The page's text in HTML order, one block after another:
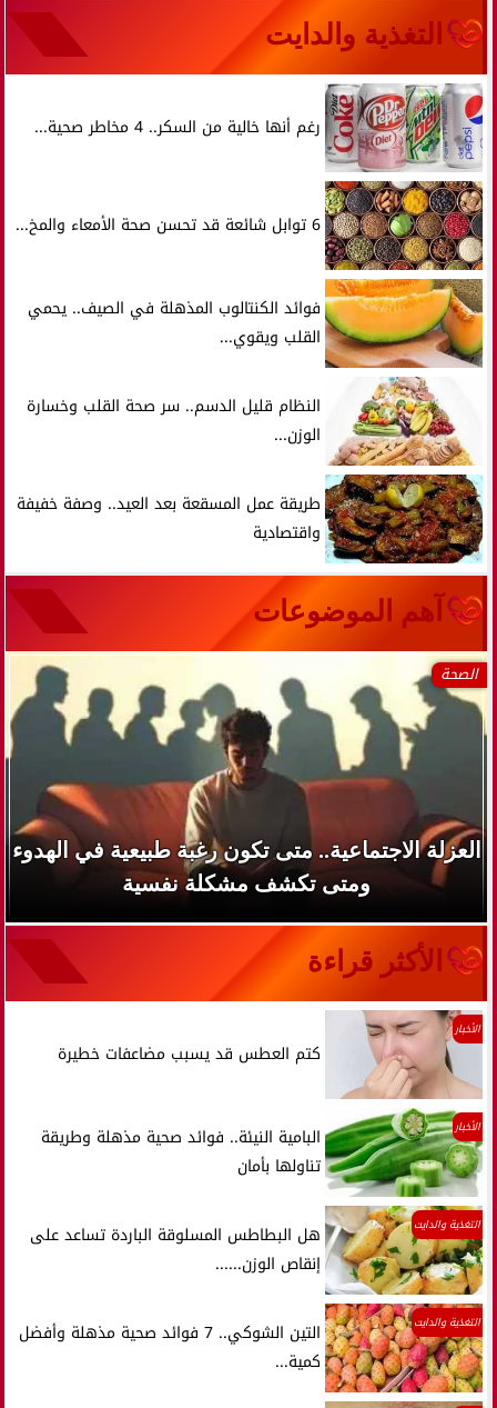
التغذية والدايت
رغم أنها خالية من السكر.. 4 مخاطر صحية...
6 توابل شائعة قد تحسن صحة الأمعاء والمخ...
فوائد الكنتالوب المذهلة في الصيف.. يحمي
القلب ويقوي...
النظام قليل الدسم.. سر صحة القلب وخسارة
الوزن...
طريقة عمل المسقعة بعد العيد.. وصفة خفيفة
واقتصادية
آهم الموضوعات
الصحة
العزلة الاجتماعية.. متى تكون رغبة طبيعية في الهدوء
ومتى تكشف مشكلة نفسية
الأكثر قراءة
الأخبار
كتم العطس قد يسبب مضاعفات خطيرة
الأخبار
البامية النيئة.. فوائد صحية مذهلة وطريقة
تناولها بأمان
التغذية والدايت
هل البطاطس المسلوقة الباردة تساعد على
إنقاص الوزن......
التغذية والدايت
التين الشوكي.. 7 فوائد صحية مذهلة وأفضل
كمية...